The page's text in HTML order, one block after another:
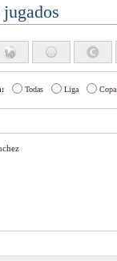
Todas Liga Copa